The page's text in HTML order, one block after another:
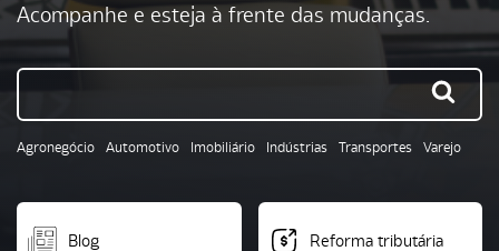
Acompanhe e esteja à frente das mudanças.
Agronegócio Automotivo Imobiliário Indústrias Transportes Varejo
Blog Reforma tributária